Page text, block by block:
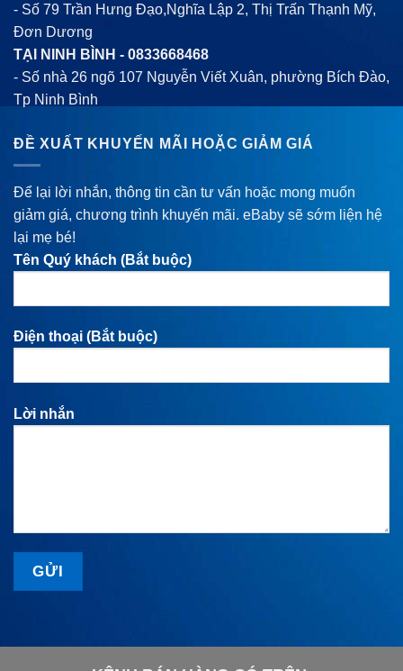
- Số 79 Trần Hưng Đạo,Nghĩa Lập 2, Thị Trấn Thạnh Mỹ,
Đơn Dương
TẠI NINH BÌNH - 0833668468
- Số nhà 26 ngõ 107 Nguyễn Viết Xuân, phường Bích Đào,
Tp Ninh Bình
ĐỀ XUẤT KHUYẾN MÃI HOẶC GIẢM GIÁ
Để lại lời nhắn, thông tin cần tư vấn hoặc mong muốn
giảm giá, chương trình khuyến mãi. eBaby sẽ sớm liện hệ
lại mẹ bé!
Tên Quý khách (Bắt buộc)
Điện thoại (Bắt buộc)
Lời nhắn